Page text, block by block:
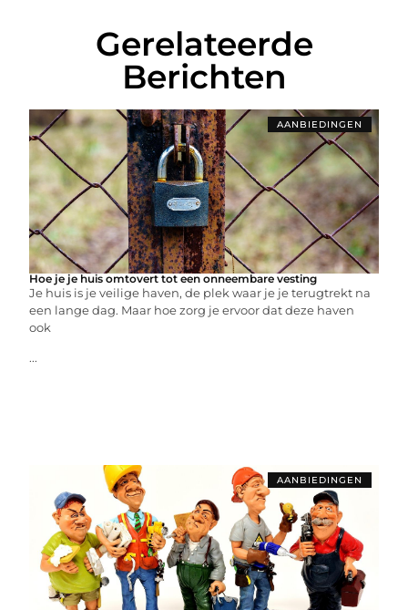
Gerelateerde
Berichten
AANBIEDINGEN
Hoe je je huis omtovert tot een onneembare vesting
Je huis is je veilige haven, de plek waar je je terugtrekt na
een lange dag. Maar hoe zorg je ervoor dat deze haven
ook
...
AANBIEDINGEN